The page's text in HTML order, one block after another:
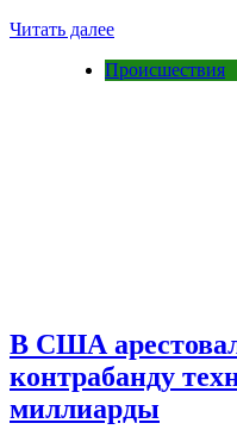
Читать далее
Происшествия
В США
контрабанду
миллиарды